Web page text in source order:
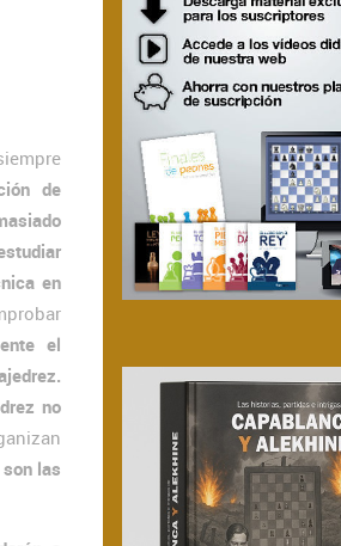
de
en
el
no
las